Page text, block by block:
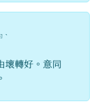
ˋ
壞轉好。意同